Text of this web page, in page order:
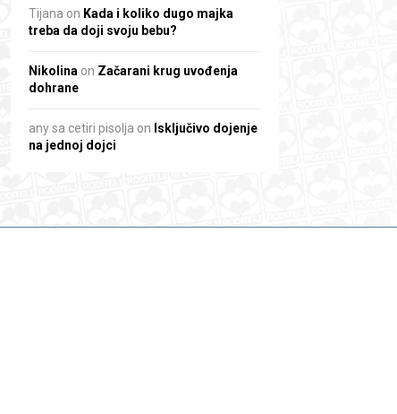
Tijana on Kada i koliko dugo majka
treba da doji svoju bebu?
Nikolina on Začarani krug uvođenja
dohrane
any sa cetiri pisolja on Isključivo dojenje
na jednoj dojci